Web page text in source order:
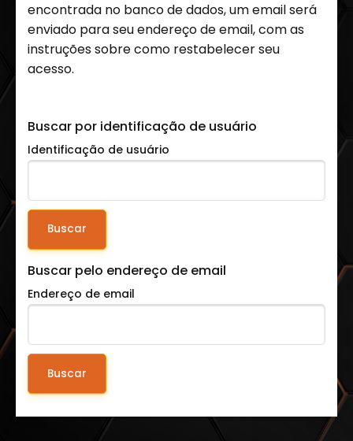
encontrada no banco de dados, um email será
enviado para seu endereço de email, com as
instruções sobre como restabelecer seu
acesso.
Buscar por identificação de usuário
Identificação de usuário
Buscar pelo endereço de email
Endereço de email